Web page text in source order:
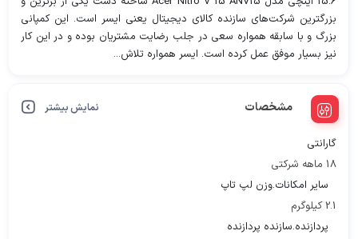
بزرگترین شرکت‌های سازنده کالای دیجیتال یعنی ایسر است. این کمپانی
بزرگ و با سابقه همواره سعی در جلب رضایت مشتریان بوده و در این کار
نیز بسیار موفق عمل کرده است. ایسر همواره تلاش...
مشخصات نمایش بیشتر
گارانتی
18 ماهه شرکتی
سایر امکانات.وزن لپ تاپ
2.1 کیلوگرم
پردازنده.سازنده پردازنده